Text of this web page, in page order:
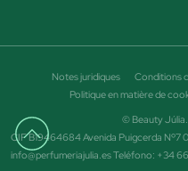
© Beauty
Notes juridiques Conditions
Politique en matière de
CIF B19464684 Avenida Puigcerda Nº7
info@perfumeriajulia.es Teléfono: +34